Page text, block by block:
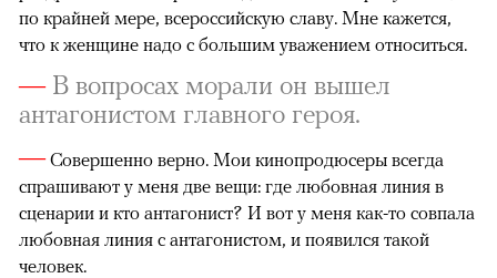
по крайней мере, всероссийскую славу. Мне кажется,
что к женщине надо с большим уважением относиться.
—В вопросах морали он вышел
антагонистом главного героя.
—Совершенно верно. Мои кинопродюсеры всегда
спрашивают у меня две вещи: где любовная линия в
сценарии и кто антагонист? И вот у меня как-то совпала
любовная линия с антагонистом, и появился такой
человек.